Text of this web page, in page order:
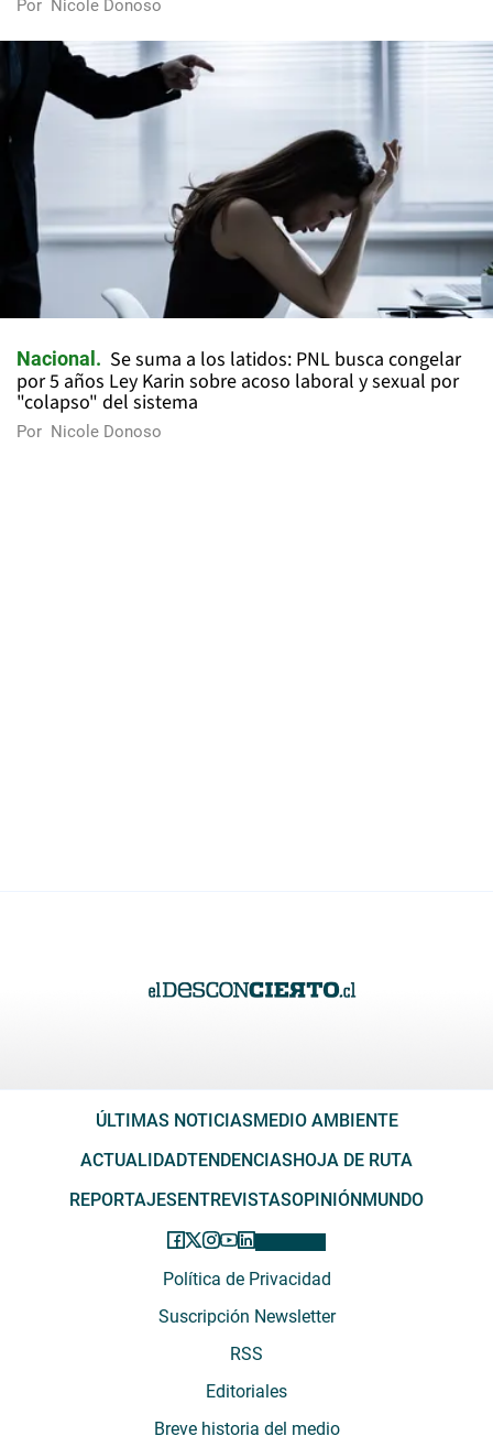
Por Nicole Donoso
Nacional
Se suma a los latidos: PNL busca congelar
por 5 años Ley Karin sobre acoso laboral y sexual por
"colapso" del sistema
Por Nicole Donoso
ÚLTIMAS NOTICIAS MEDIO AMBIENTE
ACTUALIDADTENDENCIAS HOJA DE RUTA
REPORTAJES ENTREVISTASOPINIÓN MUNDO
Política de Privacidad
Suscripción Newsletter
RSS
Editoriales
Breve historia del medio